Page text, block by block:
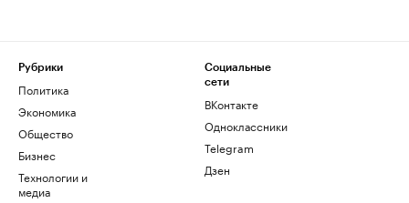
Рубрики
Политика
Экономика
Общество
Бизнес
Технологии и
медиа
Социальные
сети
ВКонтакте
Одноклассники
Telegram
Дзен